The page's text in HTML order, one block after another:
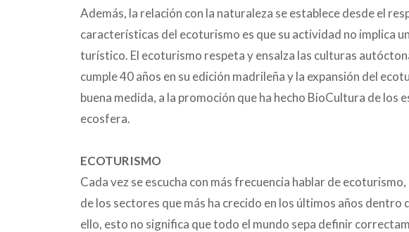
Además, la relación con la naturaleza se establece desde el
características del ecoturismo es que su actividad no implica
turístico. El ecoturismo respeta y ensalza las culturas
cumple 40 años en su edición madrileña y la expansión del
buena medida, a la promoción que ha hecho BioCultura de los
ecosfera.
ECOTURISMO
Cada vez se escucha con más frecuencia hablar de
de los sectores que más ha crecido en los últimos años
ello, esto no significa que todo el mundo sepa definir